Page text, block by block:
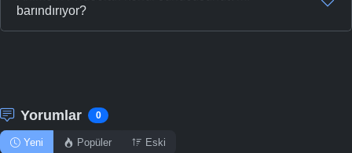
barındırıyor?
Yorumlar 0
Yeni Popüler Eski